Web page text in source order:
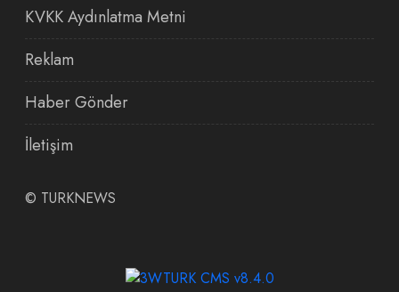
KVKK Aydınlatma Metni
Reklam
Haber Gönder
İletişim
© TURKNEWS